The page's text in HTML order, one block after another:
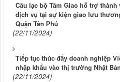
Câu lạc bộ Tâm Giao hỗ trợ
dịch vụ tại sự kiện giao lưu
Quận Tân Phú
(22/11/2024)
Tiếp tục thúc đẩy doanh nghiệp
nhập khẩu vào thị trường Nhật Bản
(22/11/2024)